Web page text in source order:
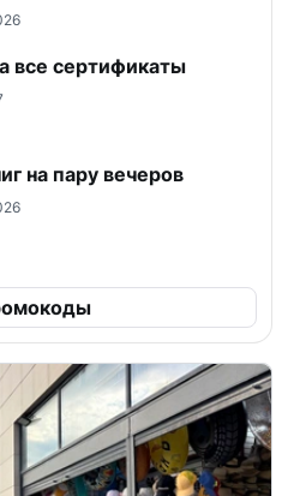
все сертификаты
на пару вечеров